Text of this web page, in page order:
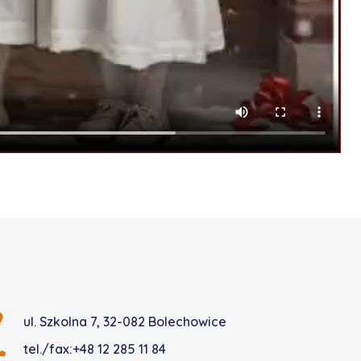
ul. Szkolna 7, 32-082 Bolechowice
tel./fax:+48 12 285 11 84